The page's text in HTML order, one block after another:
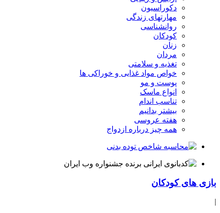
دکوراسیون
مهارتهای زندگی
روانشناسی
کودکان
زنان
مردان
تغذیه و سلامتی
خواص مواد غذایی و خوراکی ها
پوست و مو
انواع ماسک
تناسب اندام
بیشتر بدانیم
هفته عروسی
همه چیز درباره ازدواج
بازی های کودکان
|